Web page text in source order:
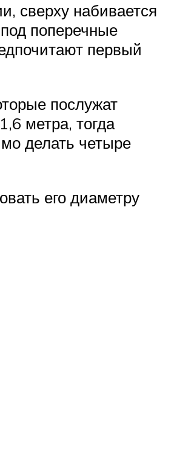
сверху набивается
поперечные
первый
послужат
метра, тогда
делать четыре
его диаметру